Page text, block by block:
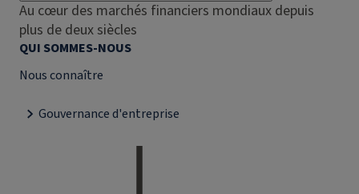
Au cœur des marchés financiers mondiaux depuis
plus de deux siècles
QUI SOMMES-NOUS
Nous connaître
Gouvernance d'entreprise